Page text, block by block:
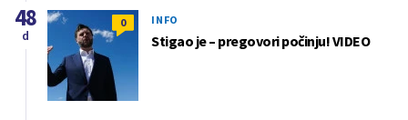
0 INFO
Stigao je – pregovori počinju! VIDEO
48
d